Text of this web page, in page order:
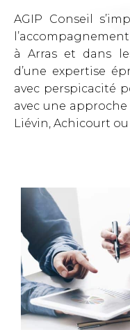
AGIP Conseil
à Arras et dans
d’une expertise
avec perspicacité
avec une approche
Liévin, Achicourt